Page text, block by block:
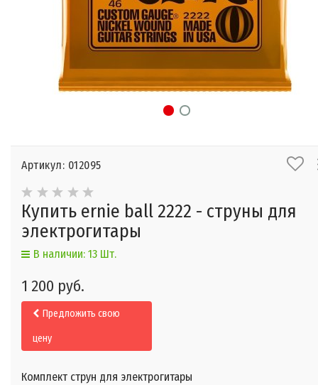
Артикул: 012095
Купить ernie ball 2222 - струны для
электрогитары
В наличии: 13 Шт.
1 200 руб.
Предложить свою
цену
Комплект струн для электрогитары